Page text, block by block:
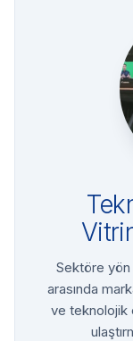
Sektöre yön
arasında
ve teknolojik